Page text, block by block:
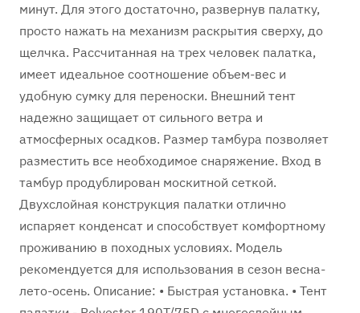
минут. Для этого достаточно, развернув палатку,
просто нажать на механизм раскрытия сверху, до
щелчка. Рассчитанная на трех человек палатка,
имеет идеальное соотношение объем-вес и
удобную сумку для переноски. Внешний тент
надежно защищает от сильного ветра и
атмосферных осадков. Размер тамбура позволяет
разместить все необходимое снаряжение. Вход в
тамбур продублирован москитной сеткой.
Двухслойная конструкция палатки отлично
испаряет конденсат и способствует комфортному
проживанию в походных условиях. Модель
рекомендуется для использования в сезон весна-
лето-осень. Описание: • Быстрая установка. • Тент